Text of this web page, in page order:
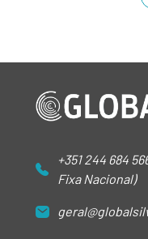
+351 244 684
Fixa Nacional)